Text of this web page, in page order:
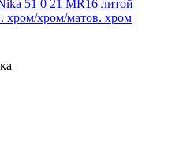
51 0 21 MR16 литой
хром/хром/матов. хром